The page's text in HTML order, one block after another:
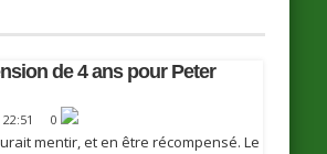
de 4 ans pour Peter
22:51 0
mentir, et en être récompensé. Le